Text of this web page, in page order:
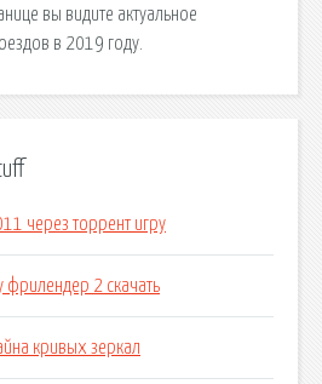
вы видите актуальное
в 2019 году.
через торрент игру
фрилендер 2 скачать
кривых зеркал